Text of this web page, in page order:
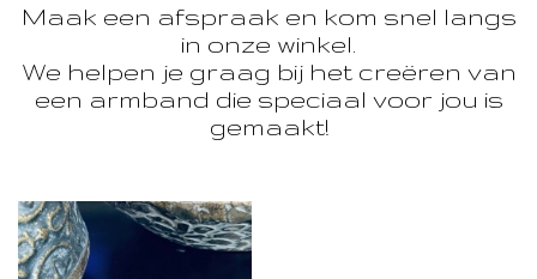
Maak een afspraak en kom snel langs
in onze winkel.
We helpen je graag bij het creëren van
een armband die speciaal voor jou is
gemaakt!